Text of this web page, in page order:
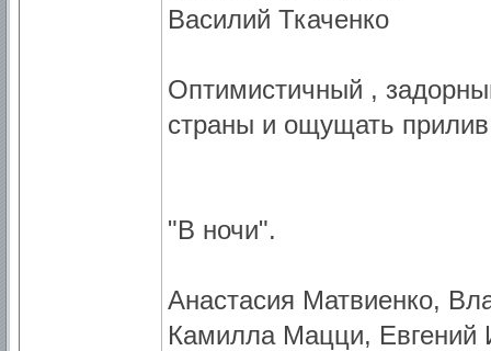
Василий Ткаченко
Оптимистичный ,
страны и ощущать
"В ночи".
Анастасия Матвиенко,
Камилла Мацци, Евгений